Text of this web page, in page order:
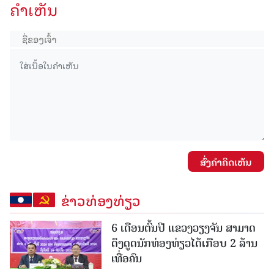
ຄໍາເຫັນ
ສົ່ງຄໍາຄິດເຫັນ
ຂ່າວທ່ອງທ່ຽວ
6 ເດືອນຕົ້ນປີ ແຂວງວຽງຈັນ ສາມາດ
ດຶງດູດນັກທ່ອງທ່ຽວໄດ້ເກືອບ 2 ລ້ານ
ເທື່ອຄົນ